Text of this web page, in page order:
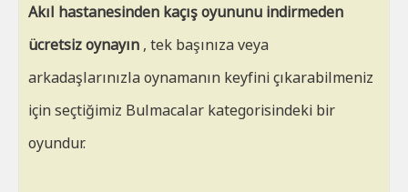
Akıl hastanesinden kaçış oyununu indirmeden
ücretsiz oynayın , tek başınıza veya
arkadaşlarınızla oynamanın keyfini çıkarabilmeniz
için seçtiğimiz Bulmacalar kategorisindeki bir
oyundur.